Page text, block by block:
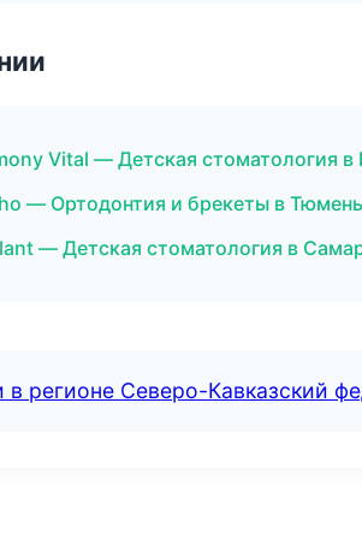
Vital — Детская стоматология
— Ортодонтия и брекеты в
— Детская стоматология в
в регионе Северо-Кавказский